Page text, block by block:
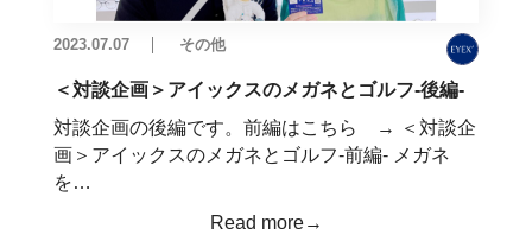
2023.07.07 その他
＜対談企画＞アイックスのメガネとゴルフ-後編-
対談企画の後編です。前編はこちら → ＜対談企
画＞アイックスのメガネとゴルフ-前編- メガネ
を…
Read more→